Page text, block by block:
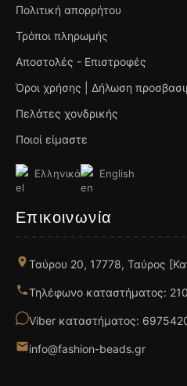
Πολιτική απορρήτου
Τρόποι πληρωμής
Αποστολές - Επιστροφές
Όροι χρήσης | Δήλωση
Πελάτες χονδρικής
Ποιοί είμαστε
Ελληνικά English
Επικοινωνία
Ταύρου 20, 17778, Ταύρος
Τηλέφωνο καταστήματος:
Viber καταστήματος:
info@fashion-beads.gr